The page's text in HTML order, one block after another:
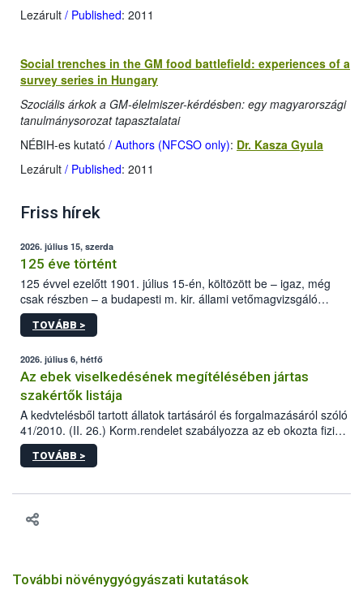
Lezárult / Published: 2011
Social trenches in the GM food battlefield: experiences of a
survey series in Hungary
Szociális árkok a GM-élelmiszer-kérdésben: egy magyarországi
tanulmánysorozat tapasztalatai
NÉBIH-es kutató / Authors (NFCSO only): Dr. Kasza Gyula
Lezárult / Published: 2011
Friss hírek
2026. július 15, szerda
125 éve történt
125 évvel ezelőtt 1901. július 15-én, költözött be – igaz, még
csak részben – a budapesti m. kir. állami vetőmagvizsgáló
állomás a Kis Rókus utca 15. szám alatti, Czigler Győző által
tervezett új épületébe.
TOVÁBB >
2026. július 6, hétfő
Az ebek viselkedésének megítélésében jártas
szakértők listája
A kedvtelésből tartott állatok tartásáról és forgalmazásáról szóló
41/2010. (II. 26.) Korm.rendelet szabályozza az eb okozta fizikai
sérülés, illetve ennek veszélye keletkezésekor felmerülő
hatósági feladatokat, valamint a veszélyes eb tartását és annak
vonni az ebek viselkedésének megítélésében jártas szakértőt.
TOVÁBB >
További növénygyógyászati kutatások